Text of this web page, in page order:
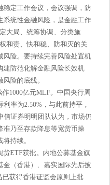
稳定工作会议，会议强调，防
系统性金融风险，是金融工作
大局、统筹协调、分类施
和责、快和稳、防和灭的关
风险。要持续完善风险处置机
建防范化解金融风险长效机
险的底线。
1000亿元MLF。中国央行周
率为2.50%，与此前持平，
信证券明明团队认为，市场仍
准乃至存款降息等宽货币操
持续。
货ETF获批。内地公募基金旗
（香港）、嘉实国际先后披
获得香港证监会原则上批